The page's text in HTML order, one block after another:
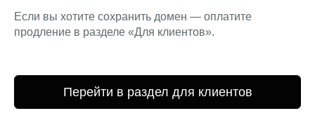
Если вы хотите сохранить домен — оплатите
продление в разделе «Для клиентов».
Перейти в раздел для клиентов